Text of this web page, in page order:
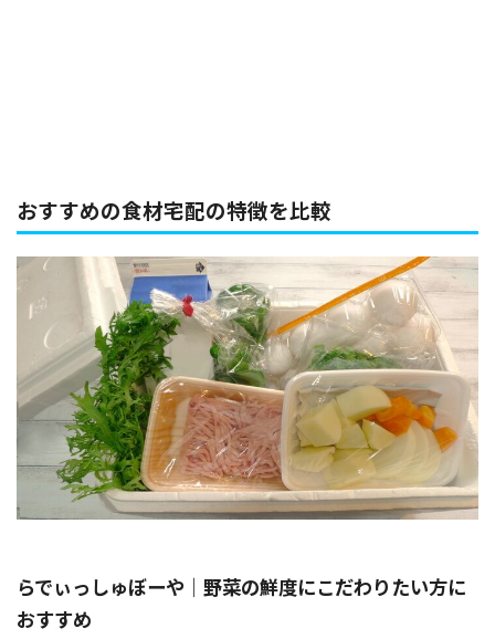
おすすめの食材宅配の特徴を比較
らでぃっしゅぼーや｜野菜の鮮度にこだわりたい方に
おすすめ